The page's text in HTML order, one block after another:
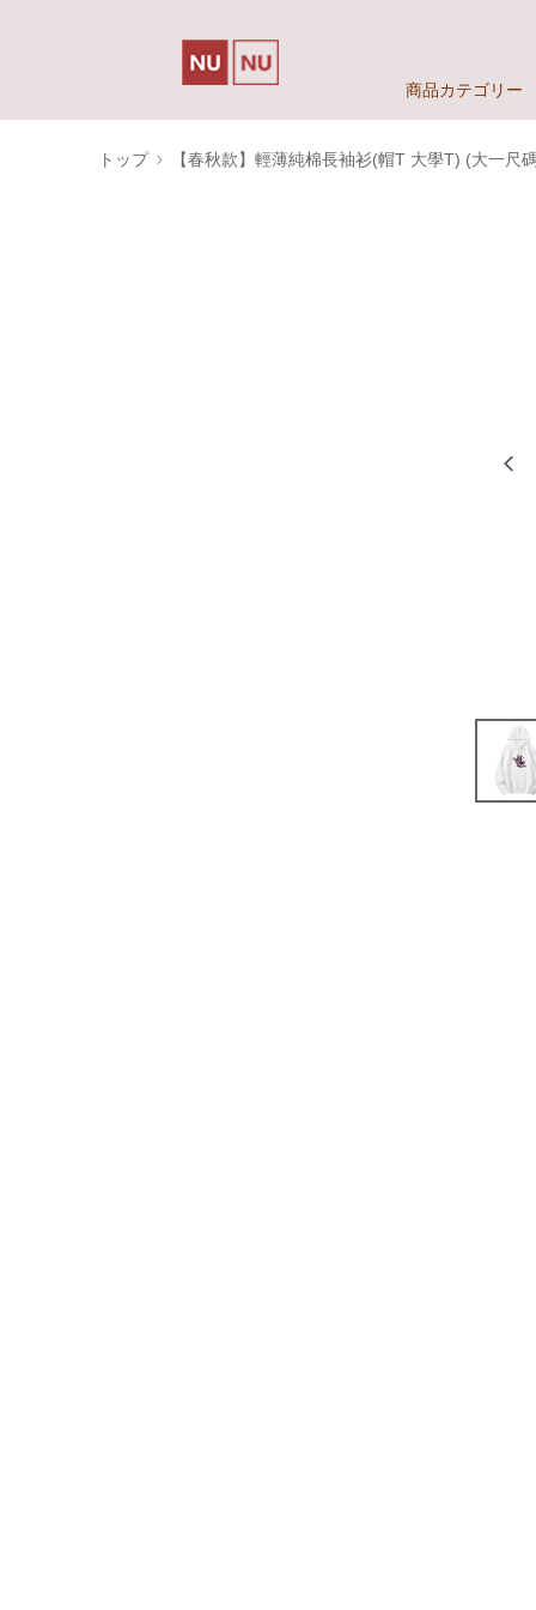
商品カテゴリー
トップ 【春秋款】輕薄純棉長袖衫(帽T 大學T) (大一尺